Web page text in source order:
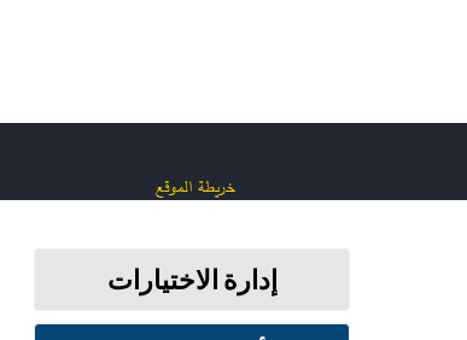
خريطة الموقع
ابقَ على اتصال
إدارة الاختيارات